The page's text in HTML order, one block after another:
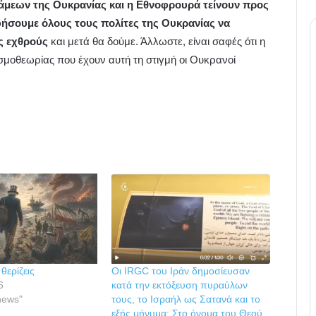
της Ουκρανίας και η Εθνοφρουρά τείνουν προς
όλους τους πολίτες της Ουκρανίας να
εχθρούς και μετά θα δούμε. Άλλωστε, είναι σαφές ότι η
που έχουν αυτή τη στιγμή οι Ουκρανοί
Οι ΙRGC του Ιράν δημοσίευσαν
κατά την εκτόξευση πυραύλων
τους, το Ισραήλ ως Σατανά και το
εξής μήνυμα: Στο όνομα του Θεού